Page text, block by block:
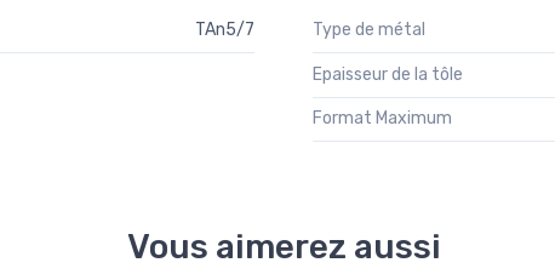
TAn5/7 Type de métal
Epaisseur de la tôle
Format Maximum
Vous aimerez aussi